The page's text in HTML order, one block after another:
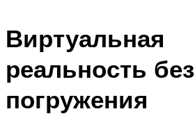
Виртуальная
реальность без
погружения